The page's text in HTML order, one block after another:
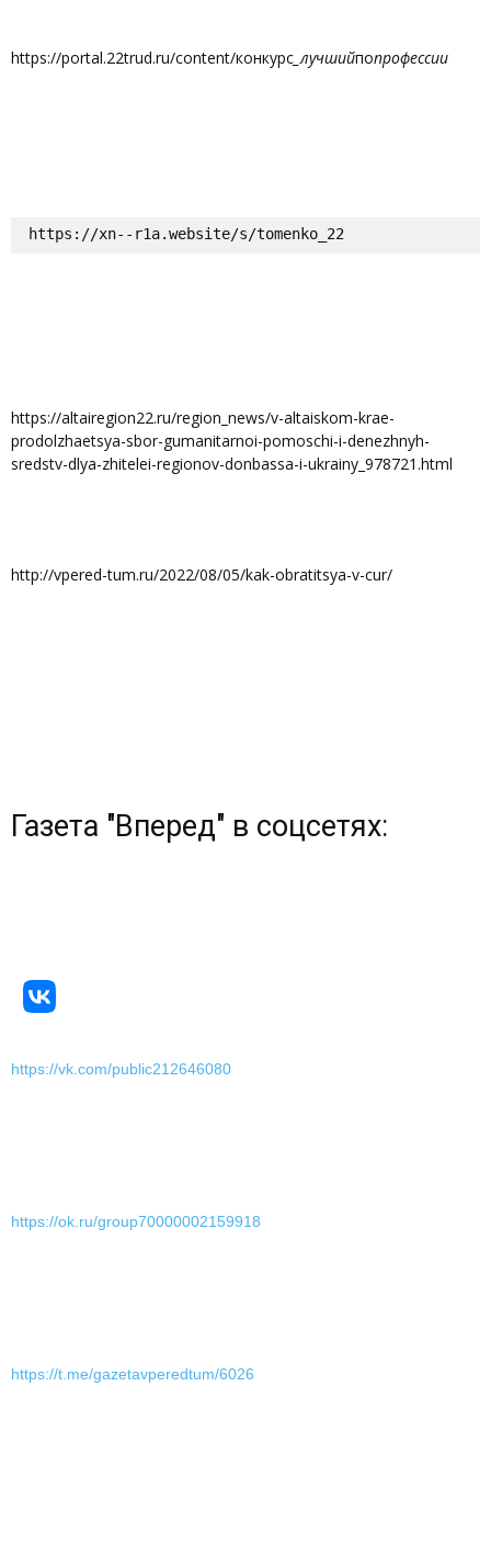
https://portal.22trud.ru/content/конкурс _лучшийпопрофессии
https://xn--r1a.website/s/tomenko_22
https://altairegion22.ru/region_news/v-altaiskom-krae-
prodolzhaetsya-sbor-gumanitarnoi-pomoschi-i-denezhnyh-
sredstv-dlya-zhitelei-regionov-donbassa-i-ukrainy_978721.html
http://vpered-tum.ru/2022/08/05/kak-obratitsya-v-cur/
Газета "Вперед" в соцсетях:
https://vk.com/public212646080
https://ok.ru/group70000002159918
https://t.me/gazetavperedtum/6026